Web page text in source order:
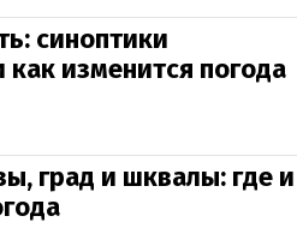
синоптики
как изменится погода
град и шквалы: где и